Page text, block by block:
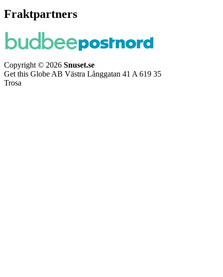
Fraktpartners
Copyright © 2026 Snuset.se
Get this Globe AB Västra Långgatan 41 A 619 35
Trosa